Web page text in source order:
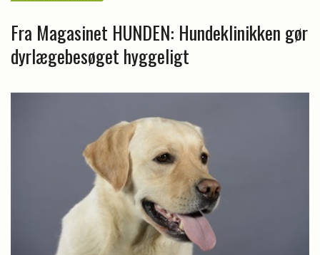
Fra Magasinet HUNDEN: Hundeklinikken gør
dyrlægebesøget hyggeligt